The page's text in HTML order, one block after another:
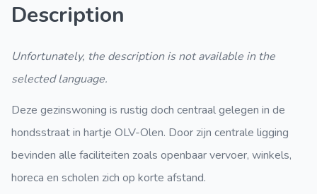
Description
Unfortunately, the description is not available in the
selected language.
Deze gezinswoning is rustig doch centraal gelegen in de
hondsstraat in hartje OLV-Olen. Door zijn centrale ligging
bevinden alle faciliteiten zoals openbaar vervoer, winkels,
horeca en scholen zich op korte afstand.